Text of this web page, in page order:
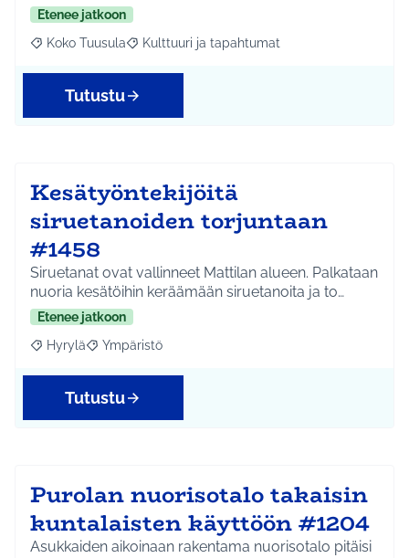
Etenee jatkoon
Rajaa tulokset aihepiirin mukaan: Koko Tuusula
Koko Tuusula Rajaa tulokset teeman mukaan: Kulttuuri ja
Kulttuuri ja tapahtumat
Tutustu
Kesätyöntekijöitä
siruetanoiden torjuntaan
#1458
Siruetanat ovat vallinneet Mattilan alueen. Palkataan
nuoria kesätöihin keräämään siruetanoita ja to…
Etenee jatkoon
Rajaa tulokset aihepiirin mukaan: Hyrylä
Hyrylä Rajaa tulokset teeman mukaan: Ympäristö
Ympäristö
Tutustu
Purolan nuorisotalo takaisin
kuntalaisten käyttöön #1204
Asukkaiden aikoinaan rakentama nuorisotalo pitäisi